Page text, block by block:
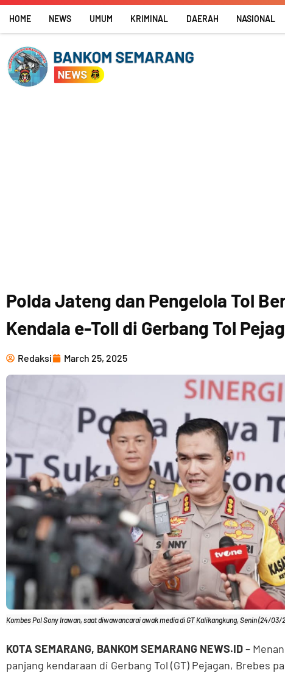
Skip
content
HOME NEWS UMUM KRIMINAL DAERAH NASIONAL
Polda Jateng dan Pengelola Tol
Kendala e-Toll di Gerbang Tol
Redaksi March 25, 2025
Kombes Pol Sony Irawan, saat diwawancarai awak media di GT Kalikangkung, Senin (24/03/
KOTA SEMARANG, BANKOM SEMARANG NEWS.ID–
panjang kendaraan di Gerbang Tol (GT) Pejagan, Brebes